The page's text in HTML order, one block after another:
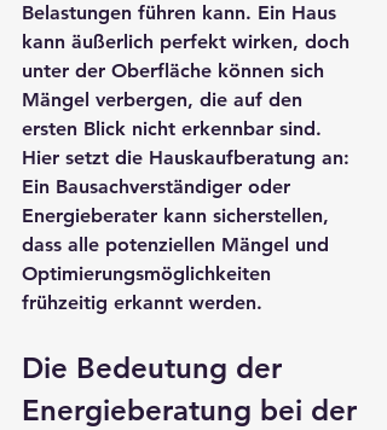
Belastungen führen kann. Ein Haus
kann äußerlich perfekt wirken, doch
unter der Oberfläche können sich
Mängel verbergen, die auf den
ersten Blick nicht erkennbar sind.
Hier setzt die Hauskaufberatung an:
Ein Bausachverständiger oder
Energieberater kann sicherstellen,
dass alle potenziellen Mängel und
Optimierungsmöglichkeiten
frühzeitig erkannt werden.
Die Bedeutung der
Energieberatung bei der